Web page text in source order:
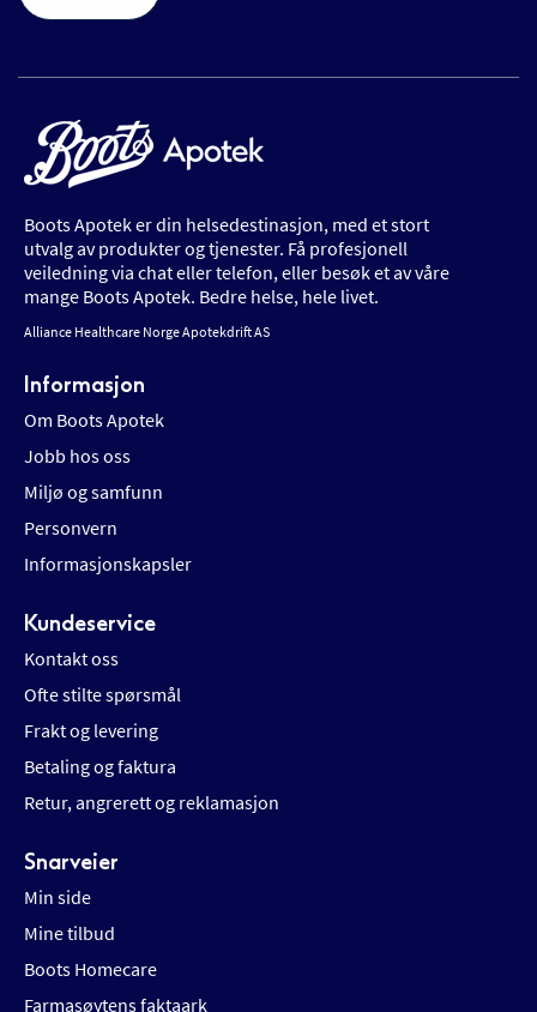
Boots Apotek er din helsedestinasjon, med et stort
utvalg av produkter og tjenester. Få profesjonell
veiledning via chat eller telefon, eller besøk et av våre
mange Boots Apotek. Bedre helse, hele livet.
Alliance Healthcare Norge Apotekdrift AS
Informasjon
Om Boots Apotek
Jobb hos oss
Miljø og samfunn
Personvern
Informasjonskapsler
Kundeservice
Kontakt oss
Ofte stilte spørsmål
Frakt og levering
Betaling og faktura
Retur, angrerett og reklamasjon
Snarveier
Min side
Mine tilbud
Boots Homecare
Farmasøytens faktaark